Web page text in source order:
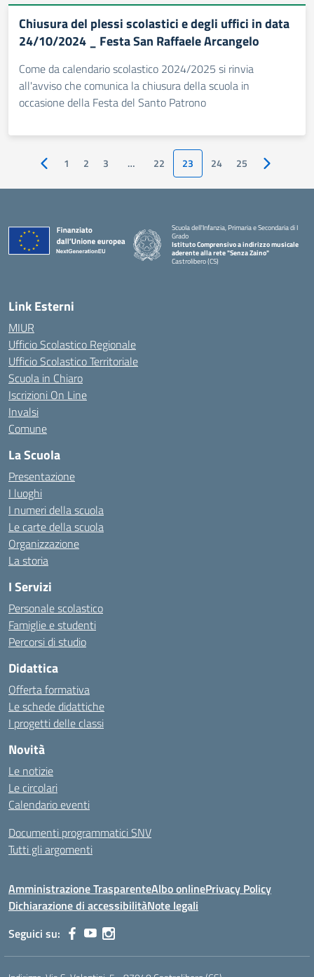
Chiusura del plessi scolastici e degli uffici in data
24/10/2024 _ Festa San Raffaele Arcangelo
Come da calendario scolastico 2024/2025 si rinvia
all'avviso che comunica la chiusura della scuola in
occasione della Festa del Santo Patrono
Pagina precedente
1 2 3 … 22 23 24 25 Pagina
Scuola dell'Infanzia, Primaria e Secondaria di I
Grado
Istituto Comprensivo a indirizzo musicale
aderente alla rete "Senza Zaino"
Castrolibero (CS)
Link Esterni
MIUR
Ufficio Scolastico Regionale
Ufficio Scolastico Territoriale
Scuola in Chiaro
Iscrizioni On Line
Invalsi
Comune
La Scuola
Presentazione
I luoghi
I numeri della scuola
Le carte della scuola
Organizzazione
La storia
I Servizi
Personale scolastico
Famiglie e studenti
Percorsi di studio
Didattica
Offerta formativa
Le schede didattiche
I progetti delle classi
Novità
Le notizie
Le circolari
Calendario eventi
Documenti programmatici SNV
Tutti gli argomenti
Amministrazione TrasparenteAlbo onlinePrivacy Policy
Dichiarazione di accessibilitàNote legali
Seguici su: